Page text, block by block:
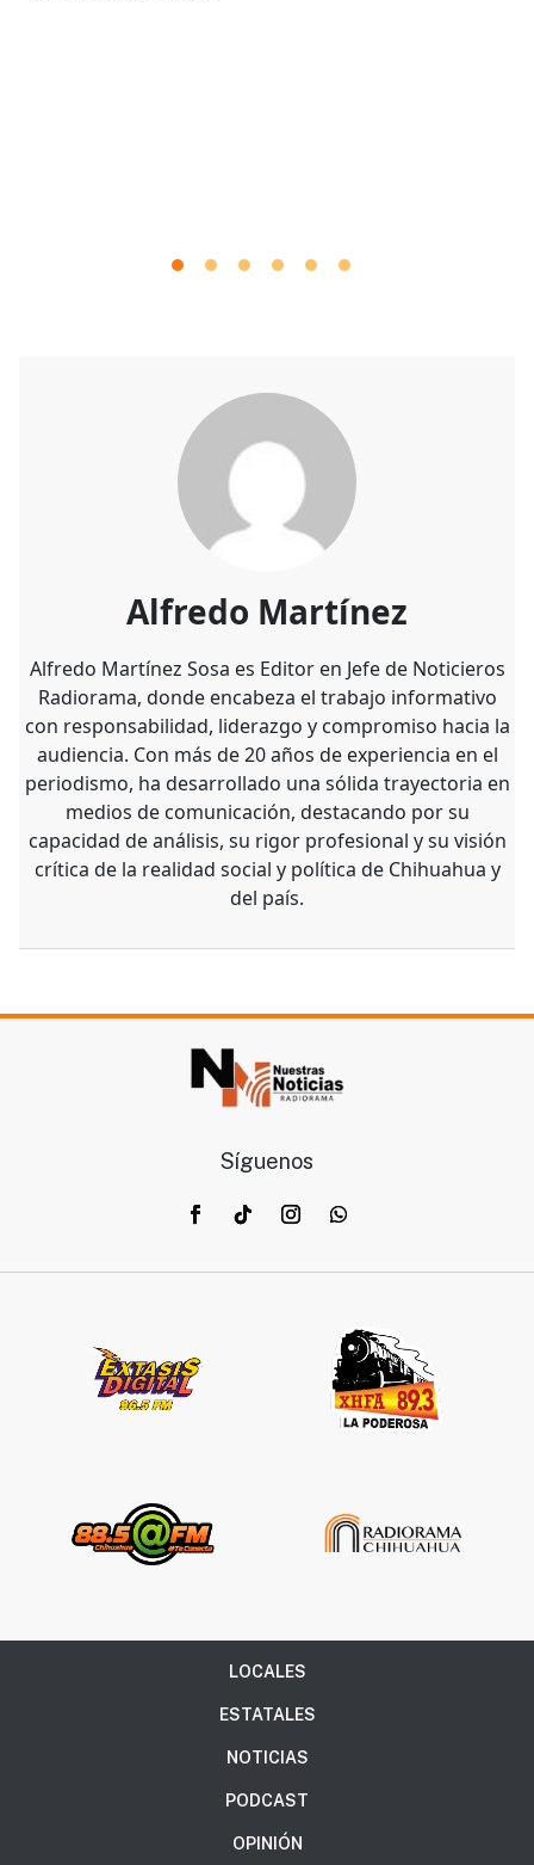
Alfredo Martínez
Alfredo Martínez Sosa es Editor en Jefe de Noticieros
Radiorama, donde encabeza el trabajo informativo
con responsabilidad, liderazgo y compromiso hacia la
audiencia. Con más de 20 años de experiencia en el
periodismo, ha desarrollado una sólida trayectoria en
medios de comunicación, destacando por su
capacidad de análisis, su rigor profesional y su visión
crítica de la realidad social y política de Chihuahua y
del país.
Síguenos
LOCALES
ESTATALES
NOTICIAS
PODCAST
OPINIÓN